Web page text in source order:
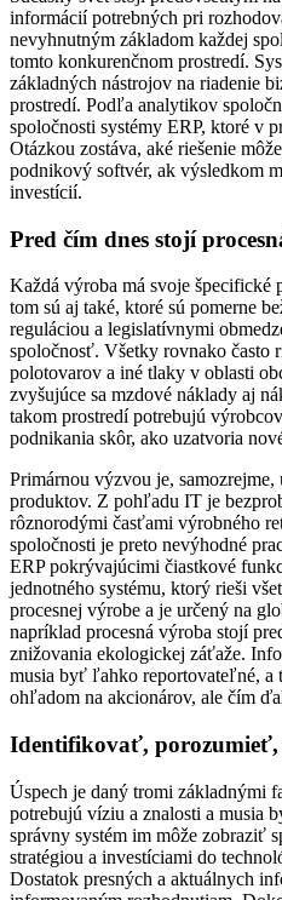
informácií potrebných pri
nevyhnutným základom každej
tomto konkurenčnom prostredí.
základných nástrojov na riadenie
prostredí. Podľa analytikov
spoločnosti systémy ERP, ktoré v
Otázkou zostáva, aké riešenie
podnikový softvér, ak výsledkom
investícií.
Pred čím dnes stojí
Každá výroba má svoje špecifické
tom sú aj také, ktoré sú pomerne
reguláciou a legislatívnymi
spoločnosť. Všetky rovnako často
polotovarov a iné tlaky v oblasti
zvyšujúce sa mzdové náklady aj
takom prostredí potrebujú
podnikania skôr, ako uzatvoria
Primárnou výzvou je,
produktov. Z pohľadu IT je
rôznorodými časťami výrobného
spoločnosti je preto nevýhodné
ERP pokrývajúcimi čiastkové
jednotného systému, ktorý rieši
procesnej výrobe a je určený na
napríklad procesná výroba stojí
znižovania ekologickej záťaže.
musia byť ľahko reportovateľné, a
ohľadom na akcionárov, ale čím
Identifikovať,
Úspech je daný tromi základnými
potrebujú víziu a znalosti a musia
správny systém im môže zobraziť
stratégiou a investíciami do
Dostatok presných a aktuálnych